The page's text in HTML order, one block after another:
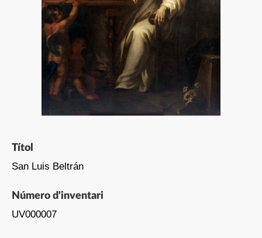
Títol
San Luis Beltrán
Número d'inventari
UV000007